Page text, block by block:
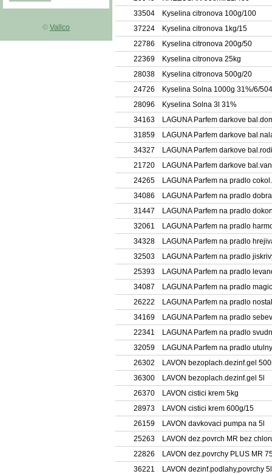
33504
Kyselina citronova 100g/100
37224
Kyselina citronova 1kg/15
22786
Kyselina citronova 200g/50
22369
Kyselina citronova 25kg
28038
Kyselina citronova 500g/20
24726
Kyselina Solna 1000g 31%/6/504
28096
Kyselina Solna 3l 31%
34163
LAGUNA Parfem darkove
31859
LAGUNA Parfem darkove
34327
LAGUNA Parfem darkove
21720
LAGUNA Parfem darkove
24265
LAGUNA Parfem na pradlo
34086
LAGUNA Parfem na pradlo
31447
LAGUNA Parfem na pradlo
32061
LAGUNA Parfem na pradlo
34328
LAGUNA Parfem na pradlo
32503
LAGUNA Parfem na pradlo
25393
LAGUNA Parfem na pradlo
34087
LAGUNA Parfem na pradlo
26222
LAGUNA Parfem na pradlo
34169
LAGUNA Parfem na pradlo
22341
LAGUNA Parfem na pradlo
32059
LAGUNA Parfem na pradlo
26302
LAVON bezoplach.dezinf.gel
36300
LAVON bezoplach.dezinf.gel 5l
26370
LAVON cistici krem 5kg
28973
LAVON cistici krem 600g/15
26159
LAVON davkovaci pumpa na 5l
25263
LAVON dez.povrch MR bez
22826
LAVON dez.povrchy PLUS MR
36221
LAVON dezinf.podlahy,povrchy
© Vallco